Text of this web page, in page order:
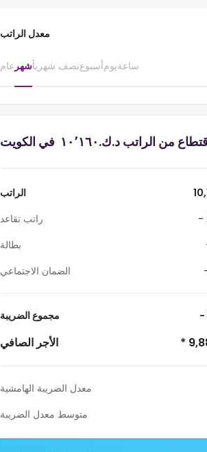
معدل الراتب
عام شهرنصف شهرياًأسبوعيومساعة
من الراتب د.ك.‏١٠٬١٦٠ ‏ في الكويت
الراتب
راتب تقاعد
-
بطالة
الضمان الاجتماعي
مجموع الضريبة -
الأجر الصافي *
معدل الضريبة الهامشية
متوسط معدل الضريبة